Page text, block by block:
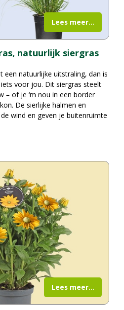
natuurlijk siergras
een natuurlijke uitstraling, dan is
voor jou. Dit siergras steelt
– of je ‘m nou in een border
De sierlijke halmen en
wind en geven je buitenruimte
Lees meer...
Lees meer...